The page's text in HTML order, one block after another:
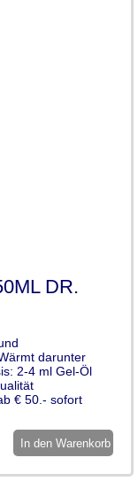
DR.
darunter
2-4 ml Gel-Öl
€ 50.- sofort
In den Warenkorb